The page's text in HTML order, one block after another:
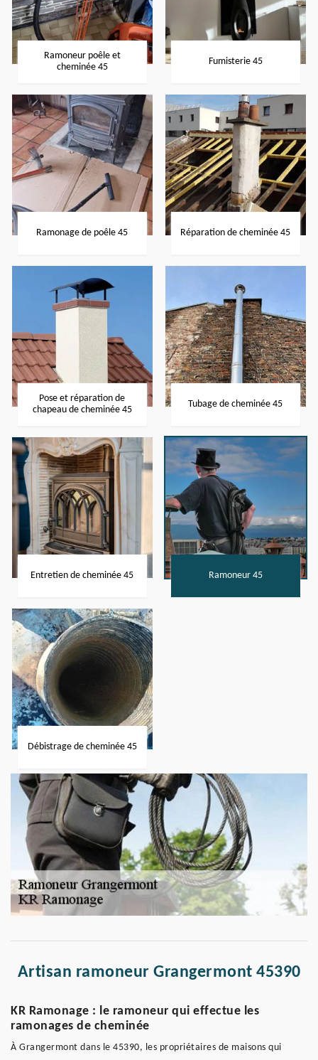
Ramoneur poêle et
cheminée 45
Fumisterie 45
Ramonage de poêle 45 Réparation de cheminée 45
Pose et réparation de
chapeau de cheminée 45
Tubage de cheminée 45
Entretien de cheminée 45 Ramoneur 45
Débistrage de cheminée 45
Artisan ramoneur Grangermont 45390
KR Ramonage : le ramoneur qui effectue les
ramonages de cheminée
À Grangermont dans le 45390, les propriétaires de maisons qui